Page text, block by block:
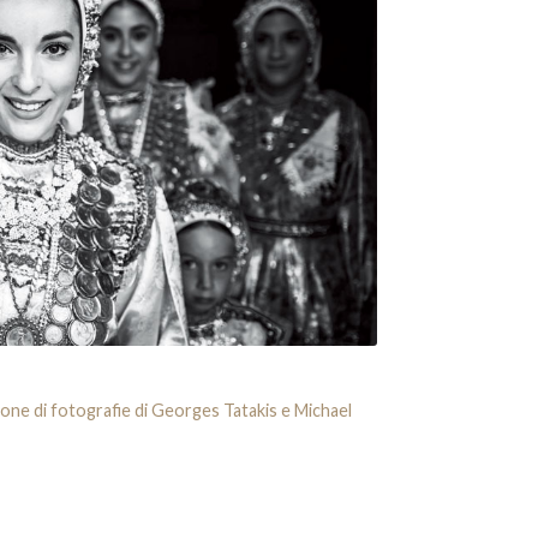
di fotografie di Georges Tatakis e Michael